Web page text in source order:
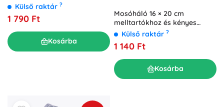
Külső raktár ?
1 790 Ft
Kosárba
Mosóháló 16 × 20 cm
melltartókhoz és kényes
fehérneműkhöz GET-IT
Külső raktár ?
1 140 Ft
Kosárba